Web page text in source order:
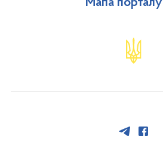
Мапа порталу